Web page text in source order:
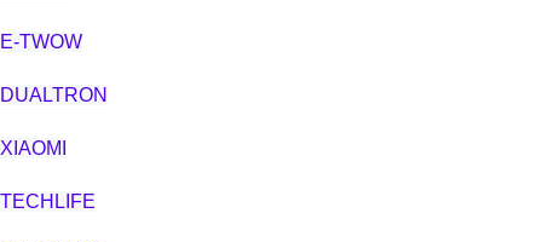
E-TWOW
DUALTRON
XIAOMI
TECHLIFE